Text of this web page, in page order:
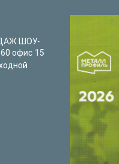
ШОУ-
офис 15